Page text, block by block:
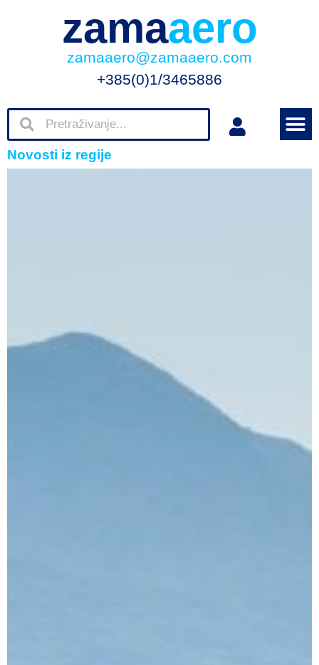
zamaaero
zamaaero@zamaaero.com
+385(0)1/3465886
Novosti iz regije